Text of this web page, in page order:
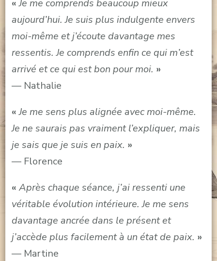
«Je me comprends beaucoup mieux
aujourd’hui. Je suis plus indulgente envers
moi-même et j’écoute davantage mes
ressentis. Je comprends enfin ce qui m’est
arrivé et ce qui est bon pour moi. »
— Nathalie
«Je me sens plus alignée avec moi-même.
Je ne saurais pas vraiment l’expliquer, mais
je sais que je suis en paix. »
— Florence
« Après chaque séance, j’ai ressenti une
véritable évolution intérieure. Je me sens
davantage ancrée dans le présent et
j’accède plus facilement à un état de paix. »
— Martine